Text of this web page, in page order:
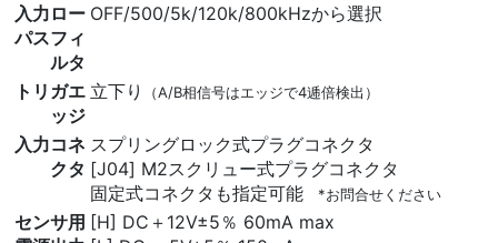
入力ロー
パスフィ
ルタ
OFF/500/5k/120k/800kHzから選択
トリガエ
ッジ
立下り （A/B相信号はエッジで4逓倍検出）
入力コネ
クタ
スプリングロック式プラグコネクタ
[J04] M2スクリュー式プラグコネクタ
固定式コネクタも指定可能 *お問合せください
センサ用 [H] DC＋12V±5％ 60mA max